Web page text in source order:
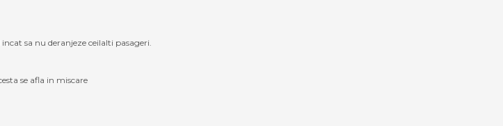
sa nu deranjeze ceilalti pasageri.
se afla in miscare